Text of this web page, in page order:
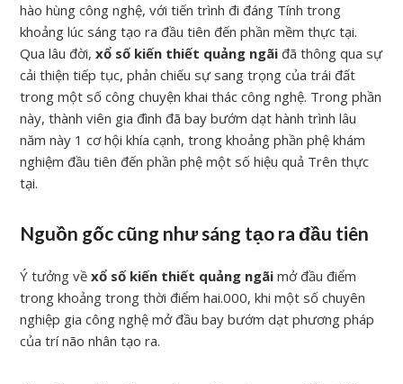
hào hùng công nghệ, với tiến trình đi đáng Tính trong
khoảng lúc sáng tạo ra đầu tiên đến phần mềm thực tại.
Qua lâu đời,xổ số kiến thiết quảng ngãi đã thông qua sự
cải thiện tiếp tục, phản chiếu sự sang trọng của trái đất
trong một số công chuyện khai thác công nghệ. Trong phần
này, thành viên gia đình đã bay bướm dạt hành trình lâu
năm này 1 cơ hội khía cạnh, trong khoảng phần phệ khám
nghiệm đầu tiên đến phần phệ một số hiệu quả Trên thực
tại.
Nguồn gốc cũng như sáng tạo ra đầu tiên
Ý tưởng vềxổ số kiến thiết quảng ngãi mở đầu điểm
trong khoảng trong thời điểm hai.000, khi một số chuyên
nghiệp gia công nghệ mở đầu bay bướm dạt phương pháp
của trí não nhân tạo ra.